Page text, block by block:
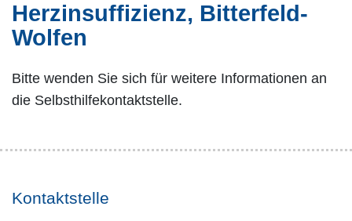
Herzinsuffizienz, Bitterfeld-
Wolfen
Bitte wenden Sie sich für weitere Informationen an
die Selbsthilfekontaktstelle.
Kontaktstelle